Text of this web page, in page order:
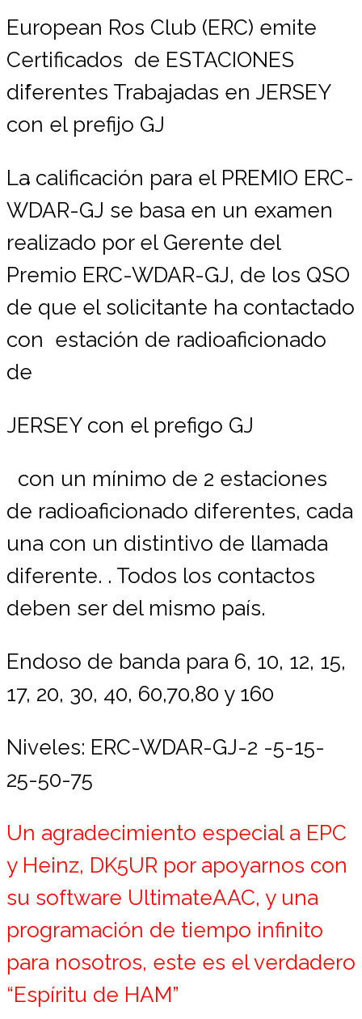
Contáctemos
Donaciones
European Ros Club (ERC) emite
Certificados de ESTACIONES
diferentes Trabajadas en JERSEY
con el prefijo GJ
La calificación para el PREMIO ERC-
WDAR-GJ se basa en un examen
realizado por el Gerente del
Premio ERC-WDAR-GJ, de los QSO
de que el solicitante ha contactado
con estación de radioaficionado
de
JERSEY con el prefigo GJ
con un mínimo de 2 estaciones
de radioaficionado diferentes, cada
una con un distintivo de llamada
diferente. . Todos los contactos
deben ser del mismo país.
Endoso de banda para 6, 10, 12, 15,
17, 20, 30, 40, 60,70,80 y 160
Niveles: ERC-WDAR-GJ-2 -5-15-
25-50-75
Un agradecimiento especial a EPC
y Heinz, DK5UR por apoyarnos con
su software UltimateAAC, y una
programación de tiempo infinito
para nosotros, este es el verdadero
“Espíritu de HAM”